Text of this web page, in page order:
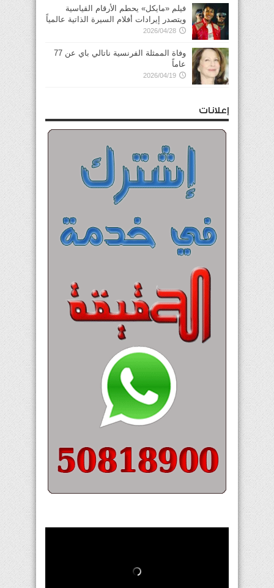
فيلم «مايكل» يحطم الأرقام القياسية
ويتصدر إيرادات أفلام السيرة الذاتية عالمياً
2026/04/28
وفاة الممثلة الفرنسية ناتالي باي عن 77
عاماً
2026/04/19
إعلانات